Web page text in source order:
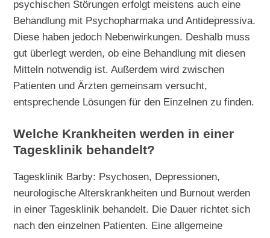
psychischen Störungen erfolgt meistens auch eine
Behandlung mit Psychopharmaka und Antidepressiva.
Diese haben jedoch Nebenwirkungen. Deshalb muss
gut überlegt werden, ob eine Behandlung mit diesen
Mitteln notwendig ist. Außerdem wird zwischen
Patienten und Ärzten gemeinsam versucht,
entsprechende Lösungen für den Einzelnen zu finden.
Welche Krankheiten werden in einer
Tagesklinik behandelt?
Tagesklinik Barby: Psychosen, Depressionen,
neurologische Alterskrankheiten und Burnout werden
in einer Tagesklinik behandelt. Die Dauer richtet sich
nach den einzelnen Patienten. Eine allgemeine